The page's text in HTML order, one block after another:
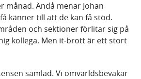
månad. Ändå menar Johan
känner till att de kan få stöd.
och sektioner förlitar sig på
kollega. Men it-brott är ett stort
samlad. Vi omvärldsbevakar